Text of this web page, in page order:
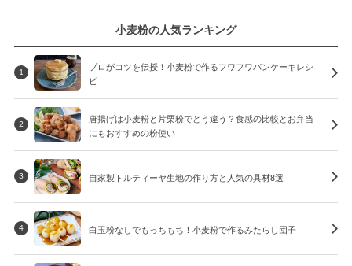
小麦粉の人気ランキング
1
プロがコツを伝授！小麦粉で作るフワフワパンケーキレシ
ピ
2
唐揚げは小麦粉と片栗粉でどう違う？食感の比較とお弁当
にもおすすめの粉使い
3 自家製トルティーヤ生地の作り方と人気の具材8選
4 白玉粉なしでもっちもち！小麦粉で作るみたらし団子